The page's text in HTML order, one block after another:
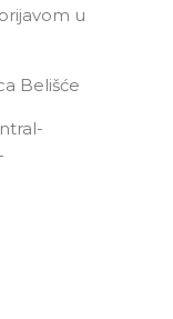
u
Belišće